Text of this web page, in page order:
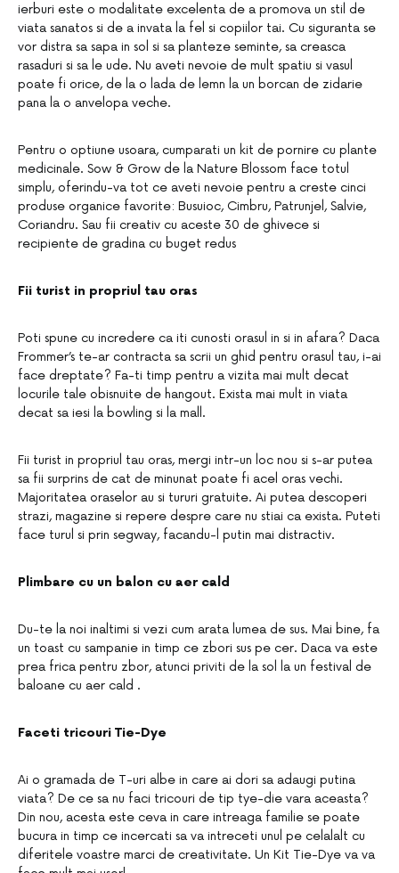
ierburi este o modalitate excelenta de a promova un stil de
viata sanatos si de a invata la fel si copiilor tai. Cu siguranta se
vor distra sa sapa in sol si sa planteze seminte, sa creasca
rasaduri si sa le ude. Nu aveti nevoie de mult spatiu si vasul
poate fi orice, de la o lada de lemn la un borcan de zidarie
pana la o anvelopa veche.
Pentru o optiune usoara, cumparati un kit de pornire cu plante
medicinale. Sow & Grow de la Nature Blossom face totul
simplu, oferindu-va tot ce aveti nevoie pentru a creste cinci
produse organice favorite: Busuioc, Cimbru, Patrunjel, Salvie,
Coriandru. Sau fii creativ cu aceste 30 de ghivece si
recipiente de gradina cu buget redus
Fii turist in propriul tau oras
Poti spune cu incredere ca iti cunosti orasul in si in afara? Daca
Frommer’s te-ar contracta sa scrii un ghid pentru orasul tau, i-ai
face dreptate? Fa-ti timp pentru a vizita mai mult decat
locurile tale obisnuite de hangout. Exista mai mult in viata
decat sa iesi la bowling si la mall.
Fii turist in propriul tau oras, mergi intr-un loc nou si s-ar putea
sa fii surprins de cat de minunat poate fi acel oras vechi.
Majoritatea oraselor au si tururi gratuite. Ai putea descoperi
strazi, magazine si repere despre care nu stiai ca exista. Puteti
face turul si prin segway, facandu-l putin mai distractiv.
Plimbare cu un balon cu aer cald
Du-te la noi inaltimi si vezi cum arata lumea de sus. Mai bine, fa
un toast cu sampanie in timp ce zbori sus pe cer. Daca va este
prea frica pentru zbor, atunci priviti de la sol la un festival de
baloane cu aer cald .
Faceti tricouri Tie-Dye
Ai o gramada de T-uri albe in care ai dori sa adaugi putina
viata? De ce sa nu faci tricouri de tip tye-die vara aceasta?
Din nou, acesta este ceva in care intreaga familie se poate
bucura in timp ce incercati sa va intreceti unul pe celalalt cu
diferitele voastre marci de creativitate. Un Kit Tie-Dye va va